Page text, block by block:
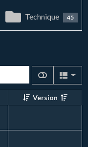
Technique 45
Version